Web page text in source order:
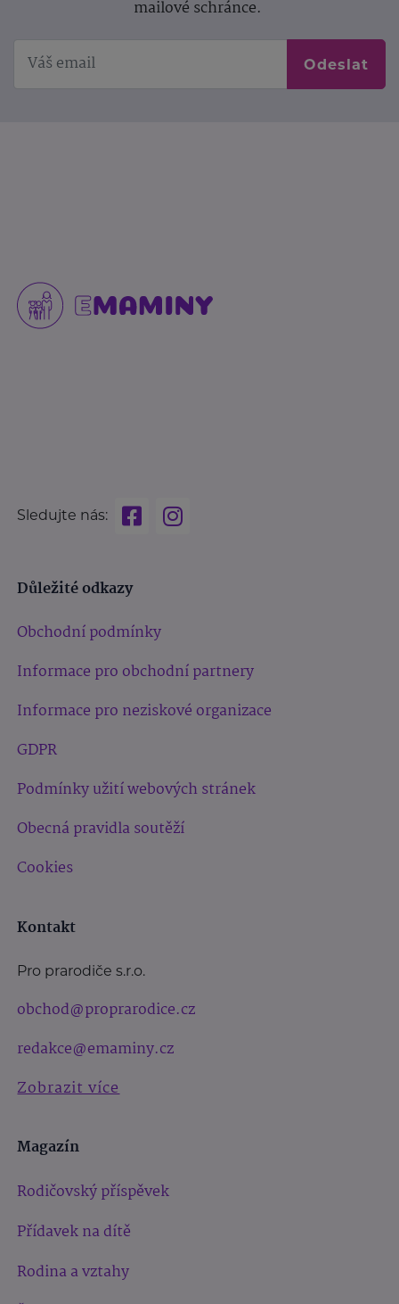
mailové schránce.
Odeslat
Sledujte nás:
Důležité odkazy
Obchodní podmínky
Informace pro obchodní partnery
Informace pro neziskové organizace
GDPR
Podmínky užití webových stránek
Obecná pravidla soutěží
Cookies
Kontakt
Pro prarodiče s.r.o.
obchod@proprarodice.cz
redakce@emaminy.cz
Zobrazit více
Magazín
Rodičovský příspěvek
Přídavek na dítě
Rodina a vztahy